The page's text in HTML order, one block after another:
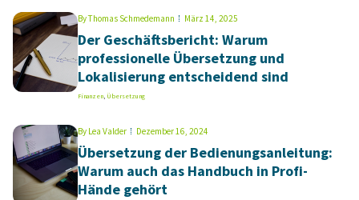
ByThomas Schmedemann März 14, 2025
Der Geschäftsbericht: Warum
professionelle Übersetzung und
Lokalisierung entscheidend sind
Finanzen, Übersetzung
ByLea Valder Dezember 16, 2024
Übersetzung der Bedienungsanleitung:
Warum auch das Handbuch in Profi-
Hände gehört